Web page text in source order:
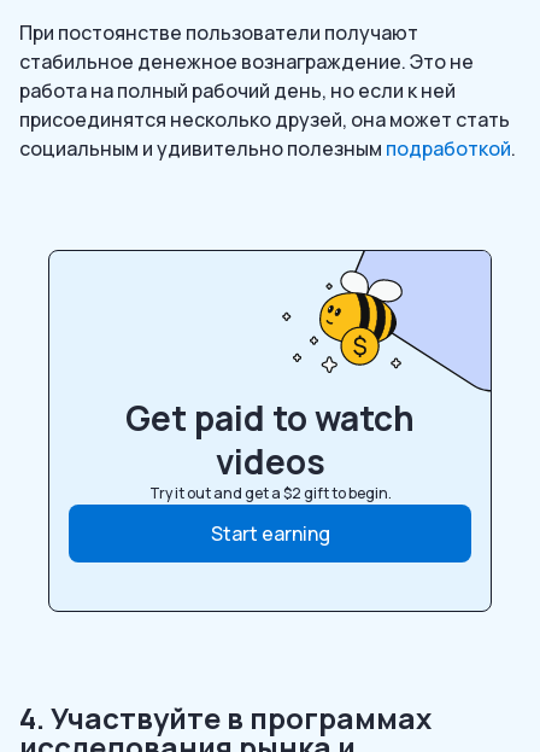
При постоянстве пользователи получают
стабильное денежное вознаграждение. Это не
работа на полный рабочий день, но если к ней
присоединятся несколько друзей, она может стать
социальным и удивительно полезным подработкой.
Get paid to watch
videos
Try it out and get a $2 gift to begin.
Start earning
4. Участвуйте в программах